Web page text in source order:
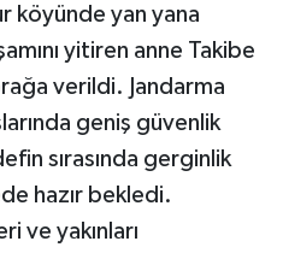
köyünde yan yana
yitiren anne Takibe
verildi. Jandarma
geniş güvenlik
sırasında gerginlik
hazır bekledi.
ve yakınları